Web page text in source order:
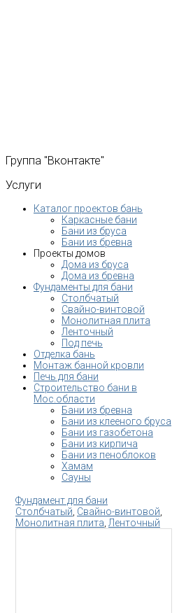
Группа "Вконтакте"
Услуги
Каталог проектов бань
Каркасные бани
Бани из бруса
Бани из бревна
Проекты домов
Дома из бруса
Дома из бревна
Фундаменты для бани
Столбчатый
Свайно-винтовой
Монолитная плита
Ленточный
Под печь
Отделка бань
Монтаж банной кровли
Печь для бани
Строительство бани в
Мос.области
Бани из бревна
Бани из клееного бруса
Бани из газобетона
Бани из кирпича
Бани из пеноблоков
Хамам
Сауны
Фундамент для бани
Столбчатый, Свайно-винтовой,
Монолитная плита,Ленточный